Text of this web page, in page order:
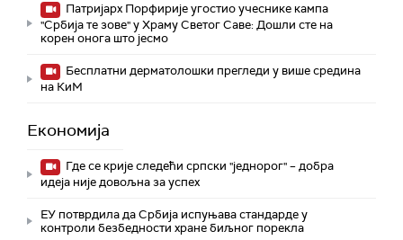
Патријарх Порфирије угостио учеснике кампа
"Србија те зове" у Храму Светог Саве: Дошли сте на
корен онога што јесмо
Бесплатни дерматолошки прегледи у више средина
на КиМ
Економија
Где се крије следећи српски "једнорог" – добра
идеја није довољна за успех
ЕУ потврдила да Србија испуњава стандарде у
контроли безбедности хране биљног порекла